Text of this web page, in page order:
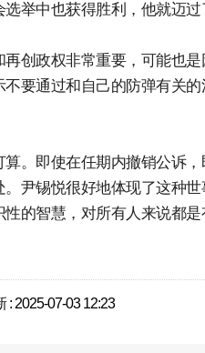
举中也获得胜利，他就迈过
创政权非常重要，可能也
要通过和自己的防弹有关
。即使在任期内撤销公诉
尹锡悦很好地体现了这种
的智慧，对所有人来说都
: 2025-07-03 12:23